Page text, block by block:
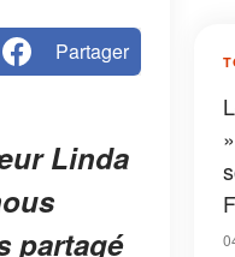
Partager
Linda
partagé